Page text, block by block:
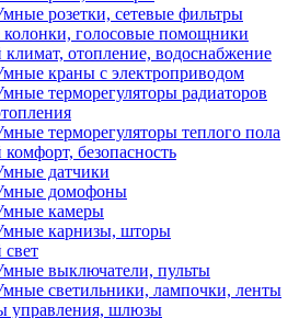
розетки, сетевые фильтры
голосовые помощники
отопление, водоснабжение
краны с электроприводом
терморегуляторы радиаторов
терморегуляторы теплого пола
безопасность
датчики
домофоны
камеры
карнизы, шторы
выключатели, пульты
светильники, лампочки, ленты
управления, шлюзы